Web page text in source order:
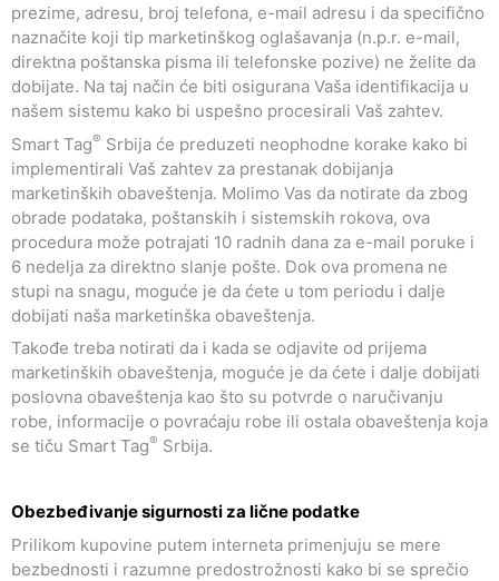
prezime, adresu, broj telefona, e-mail adresu i da specifično
naznačite koji tip marketinškog oglašavanja (n.p.r. e-mail,
direktna poštanska pisma ili telefonske pozive) ne želite da
dobijate. Na taj način će biti osigurana Vaša identifikacija u
našem sistemu kako bi uspešno procesirali Vaš zahtev.
Smart Tag® Srbija će preduzeti neophodne korake kako bi
implementirali Vaš zahtev za prestanak dobijanja
marketinških obaveštenja. Molimo Vas da notirate da zbog
obrade podataka, poštanskih i sistemskih rokova, ova
procedura može potrajati 10 radnih dana za e-mail poruke i
6 nedelja za direktno slanje pošte. Dok ova promena ne
stupi na snagu, moguće je da ćete u tom periodu i dalje
dobijati naša marketinška obaveštenja.
Takođe treba notirati da i kada se odjavite od prijema
marketinških obaveštenja, moguće je da ćete i dalje dobijati
poslovna obaveštenja kao što su potvrde o naručivanju
robe, informacije o povraćaju robe ili ostala obaveštenja koja
se tiču Smart Tag® Srbija.
Obezbeđivanje sigurnosti za lične podatke
Prilikom kupovine putem interneta primenjuju se mere
bezbednosti i razumne predostrožnosti kako bi se sprečio